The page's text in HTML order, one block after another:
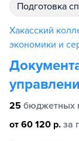
подготовка
Хакасский
экономики и
25 бюджетных
от 60 120 р. за